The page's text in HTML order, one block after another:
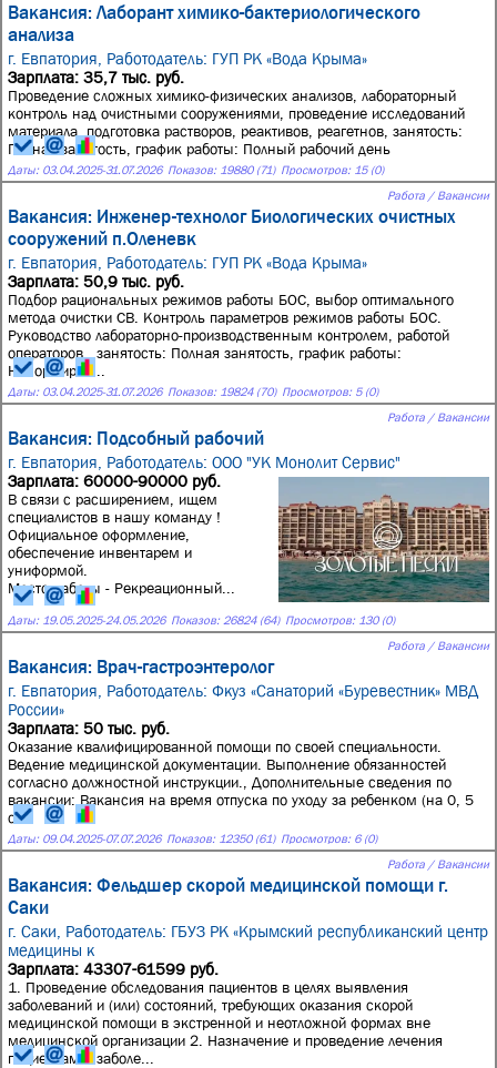
Вакансия: Лаборант химико-бактериологического
анализа
г. Евпатория, Работодатель: ГУП РК «Вода Крыма»
Зарплата: 35,7 тыс. руб.
Проведение сложных химико-физических анализов, лабораторный
контроль над очистными сооружениями, проведение исследований
материала, подготовка растворов, реактивов, реагетнов, занятость:
Полная занятость, график работы: Полный рабочий день
Даты: 03.04.2025-31.07.2026 Показов: 19880 (71) Просмотров: 15 (0)
Работа / Вакансии
Вакансия: Инженер-технолог Биологических очистных
сооружений п.Оленевк
г. Евпатория, Работодатель: ГУП РК «Вода Крыма»
Зарплата: 50,9 тыс. руб.
Подбор рациональных режимов работы БОС, выбор оптимального
метода очистки СВ. Контроль параметров режимов работы БОС.
Руководство лабораторно-производственным контролем, работой
операторов., занятость: Полная занятость, график работы:
Ненормиров...
Даты: 03.04.2025-31.07.2026 Показов: 19824 (70) Просмотров: 5 (0)
Работа / Вакансии
Вакансия: Подсобный рабочий
г. Евпатория, Работодатель: ООО "УК Монолит Сервис"
Зарплата: 60000-90000 руб.
В связи с расширением, ищем
специалистов в нашу команду !
Официальное оформление,
обеспечение инвентарем и
униформой.
Место работы - Рекреационный...
Даты: 19.05.2025-24.05.2026 Показов: 26824 (64) Просмотров: 130 (0)
Работа / Вакансии
Вакансия: Врач-гастроэнтеролог
г. Евпатория, Работодатель: Фкуз «Санаторий «Буревестник» МВД
России»
Зарплата: 50 тыс. руб.
Оказание квалифицированной помощи по своей специальности.
Ведение медицинской документации. Выполнение обязанностей
согласно должностной инструкции., Дополнительные сведения по
вакансии: Вакансия на время отпуска по уходу за ребенком (на 0, 5
ст...
Даты: 09.04.2025-07.07.2026 Показов: 12350 (61) Просмотров: 6 (0)
Работа / Вакансии
Вакансия: Фельдшер скорой медицинской помощи г.
Саки
г. Саки, Работодатель: ГБУЗ РК «Крымский республиканский центр
медицины к
Зарплата: 43307-61599 руб.
1. Проведение обследования пациентов в целях выявления
заболеваний и (или) состояний, требующих оказания скорой
медицинской помощи в экстренной и неотложной формах вне
медицинской организации 2. Назначение и проведение лечения
пациентам с заболе...